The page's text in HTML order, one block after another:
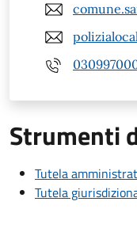
Strumenti
Tutela
Tutela